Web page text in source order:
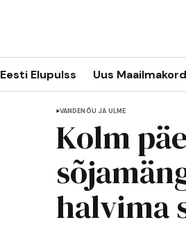
Eesti Elupulss Uus Maailmakord
VANDENÕU JA ULME
Kolm
halvima